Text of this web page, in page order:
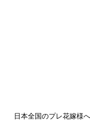
日本全国のプレ花嫁様